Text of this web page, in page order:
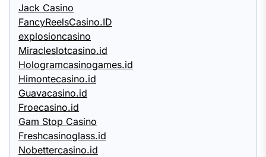
Jack Casino
FancyReelsCasino.ID
explosioncasino
Miracleslotcasino.id
Hologramcasinogames.id
Himontecasino.id
Guavacasino.id
Froecasino.id
Gam Stop Casino
Freshcasinoglass.id
Nobettercasino.id